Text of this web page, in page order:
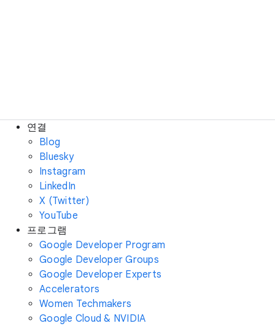
연결
Blog
Bluesky
Instagram
LinkedIn
X (Twitter)
YouTube
프로그램
Google Developer Program
Google Developer Groups
Google Developer Experts
Accelerators
Women Techmakers
Google Cloud & NVIDIA